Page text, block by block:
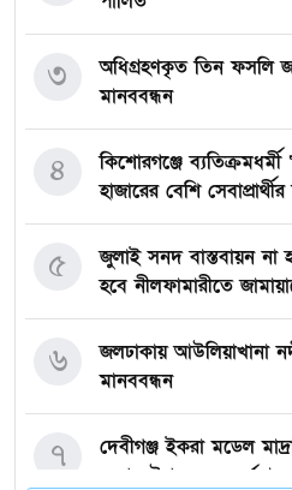
অধিগ্রহণকৃত তিন ফসলি
মানববন্ধন
৩
কিশোরগঞ্জে
হাজারের বেশি
৪
জুলাই সনদ বাস্তবায়ন না
হবে নীলফামারীতে
৫
জলঢাকায় আউলিয়াখানা
মানববন্ধন
৬
দেবীগঞ্জ ইকরা মডেল
সম্পন্ন উপলক্ষে সংবর্ধনা
৭